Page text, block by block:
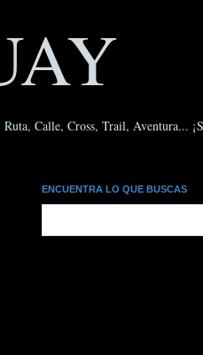
Calle, Cross, Trail, Aventura...
ENCUENTRA LO QUE BUSCAS